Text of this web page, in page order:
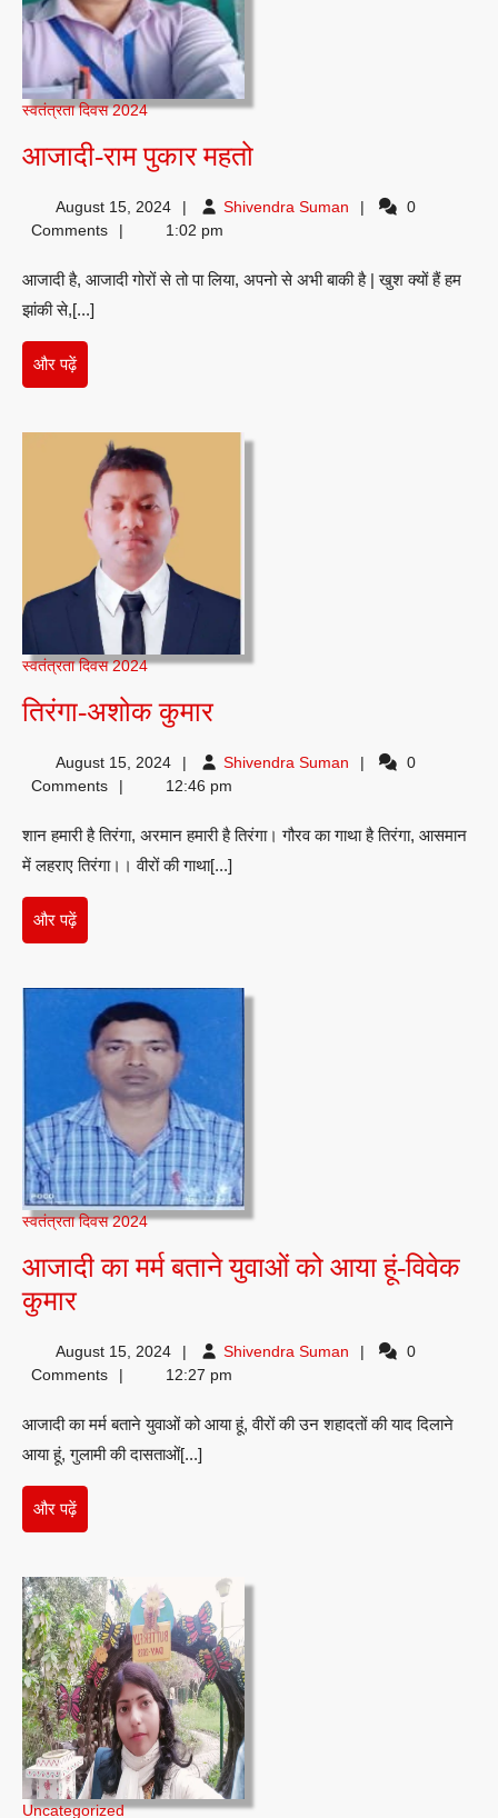
स्वतंत्रता दिवस 2024
आजादी-राम पुकार महतोआजादी-
पुकार
August 15, 2024 Shivendra Suman Shivendra
0
Comments
1:02 pm
आजादी है, आजादी गोरों से तो पा लिया, अपनो से अभी बाकी है | खुश क्यों हैं हम
झांकी से,[...]
और पढ़ेंऔर
पढ़ें
स्वतंत्रता दिवस 2024
तिरंगा-अशोक कुमारतिरंगा-
कुमार
August 15, 2024 Shivendra Suman Shivendra
0
Comments
12:46 pm
शान हमारी है तिरंगा, अरमान हमारी है तिरंगा। गौरव का गाथा है तिरंगा, आसमान
में लहराए तिरंगा।। वीरों की गाथा[...]
और पढ़ेंऔर
पढ़ें
स्वतंत्रता दिवस 2024
आजादी का मर्म बताने युवाओं को आया हूं-विवेक
कुमारआजादी
मर्म
युवाओं
को
आया
हूं-
कुमार
August 15, 2024 Shivendra Suman Shivendra
0
Comments
12:27 pm
आजादी का मर्म बताने युवाओं को आया हूं, वीरों की उन शहादतों की याद दिलाने
आया हूं, गुलामी की दासताओं[...]
और पढ़ेंऔर
पढ़ें
Uncategorized